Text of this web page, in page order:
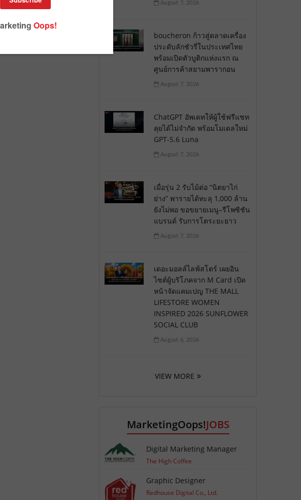
August 7, 2026
boucheron ก้าวสู่ตลาดเครื่อง
ประดับลักชัวรี่ในประเทศไทย
พร้อมเปิดตัวบูติกแห่งแรก ณ
ศูนย์การค้าสยามพารากอน
August 7, 2026
ChatGPT อัพเดทให้ผู้ใช้ฟรีแชท
คุยได้ไม่จำกัด พร้อมโมเดลใหม่
GPT-5.6 Luna
August 7, 2026
เมื่อรุ่น 2 รับไม้ต่อ “นิตยาไก่
ย่าง” พารายได้ทะลุ 1,000 ล้าน
ยังไม่พอ ขอขยายเมนู–รีโพซิชัน
แบรนด์ รับการโตระยะยาว
August 7, 2026
เดอะมอลล์ไลฟ์สโตร์ เผยอิน
ไซต์ผู้บริโภคจาก M Card เปิด
หน้าจัดแคมเปญ THE MALL
LIFESTORE WOMEN
INSPIRED 2026 SUNFLOWER
SOCIAL CLUB
August 6, 2026
VIEW MORE
MarketingOops!JOBS
Digital Marketing Manager
The High Coffee
Graphic Designer
Redhouse Digital Co., Ltd.